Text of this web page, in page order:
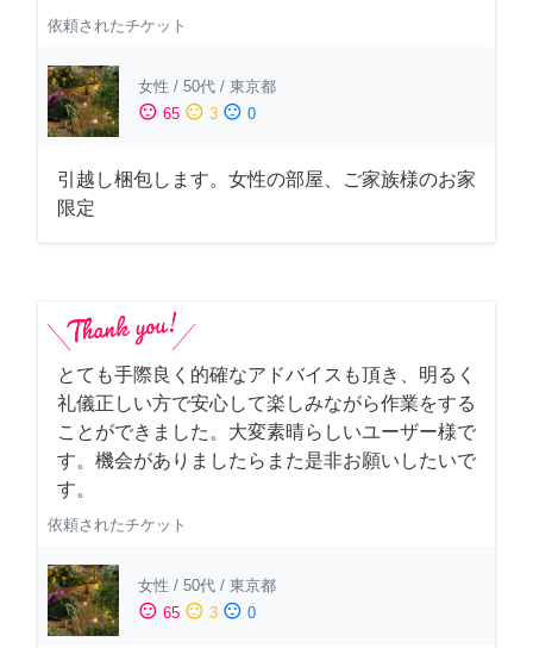
依頼されたチケット
女性 / 50代 / 東京都
sentiment_satisfied 65 sentiment_neutral 3 sentiment_dissatisfied 0
引越し梱包します。女性の部屋、ご家族様のお家
限定
とても手際良く的確なアドバイスも頂き、明るく
礼儀正しい方で安心して楽しみながら作業をする
ことができました。大変素晴らしいユーザー様で
す。機会がありましたらまた是非お願いしたいで
す。
依頼されたチケット
女性 / 50代 / 東京都
sentiment_satisfied 65 sentiment_neutral 3 sentiment_dissatisfied 0